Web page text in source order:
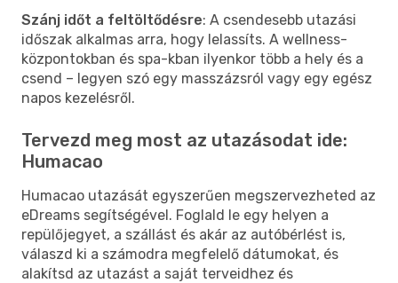
Szánj időt a feltöltődésre: A csendesebb utazási
időszak alkalmas arra, hogy lelassíts. A wellness-
központokban és spa-kban ilyenkor több a hely és a
csend – legyen szó egy masszázsról vagy egy egész
napos kezelésről.
Tervezd meg most az utazásodat ide:
Humacao
Humacao utazását egyszerűen megszervezheted az
eDreams segítségével. Foglald le egy helyen a
repülőjegyet, a szállást és akár az autóbérlést is,
válaszd ki a számodra megfelelő dátumokat, és
alakítsd az utazást a saját terveidhez és